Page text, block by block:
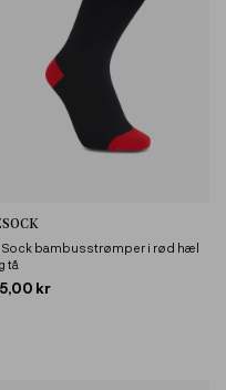
Sock bambusstrømper i rød hæl
tå
kr